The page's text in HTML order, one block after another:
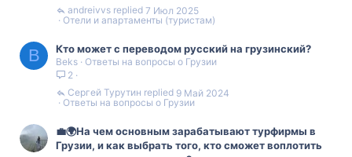
Отели и апартаменты (туристам)
7 Июл 2025
andreivvs
B Кто может с переводом русский на грузинский?
Beks Ответы на вопросы о Грузии
2
Ответы на вопросы о Грузии
9 Май 2024
Сергей Турутин
💼🌍На чем основным зарабатывают турфирмы в
Грузии, и как выбрать того, кто сможет воплотить